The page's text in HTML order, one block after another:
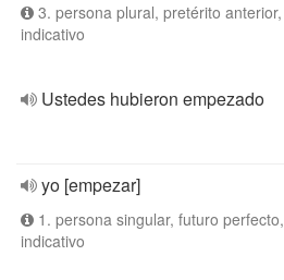
3. persona plural, pretérito anterior,
indicativo
Ustedes hubieron empezado
yo [empezar]
1. persona singular, futuro perfecto,
indicativo